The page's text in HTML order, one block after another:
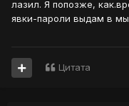
лазил. Я попозже,
явки-пароли выдам в
Цитата